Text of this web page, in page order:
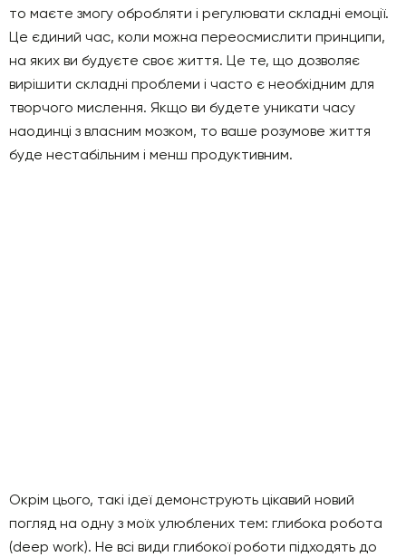
то маєте змогу обробляти і регулювати складні емоції.
Це єдиний час, коли можна переосмислити принципи,
на яких ви будуєте своє життя. Це те, що дозволяє
вирішити складні проблеми і часто є необхідним для
творчого мислення. Якщо ви будете уникати часу
наодинці з власним мозком, то ваше розумове життя
буде нестабільним і менш продуктивним.
Окрім цього, такі ідеї демонструють цікавий новий
погляд на одну з моїх улюблених тем: глибока робота
(deep work). Не всі види глибокої роботи підходять до